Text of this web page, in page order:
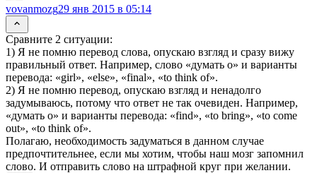
vovanmozg29 янв 2015 в 05:14
Сравните 2 ситуации:
1) Я не помню перевод слова, опускаю взгляд и сразу вижу
правильный ответ. Например, слово «думать о» и варианты
перевода: «girl», «else», «final», «to think of».
2) Я не помню перевод, опускаю взгляд и ненадолго
задумываюсь, потому что ответ не так очевиден. Например,
«думать о» и варианты перевода: «find», «to bring», «to come
out», «to think of».
Полагаю, необходимость задуматься в данном случае
предпочтительнее, если мы хотим, чтобы наш мозг запомнил
слово. И отправить слово на штрафной круг при желании.